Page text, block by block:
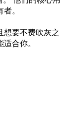
。
想要不费吹灰之
合你。